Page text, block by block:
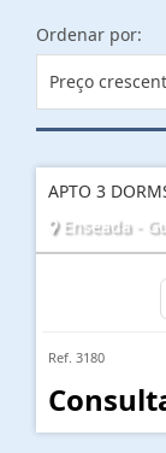
Ordenar por:
Preço
APTO 3
Enseada -
Ref. 3180